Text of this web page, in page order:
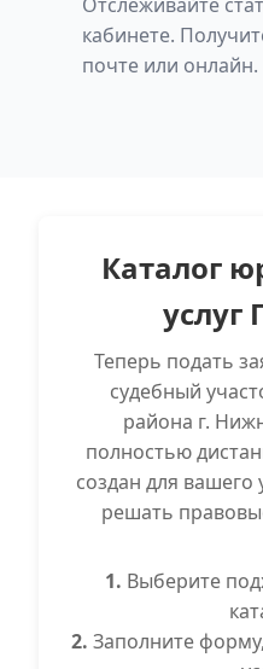
кабинете.
почте или онлайн.
Каталог
услуг
Теперь подать
судебный
района г.
полностью
создан для вашего
решать
1. Выберите
2. Заполните